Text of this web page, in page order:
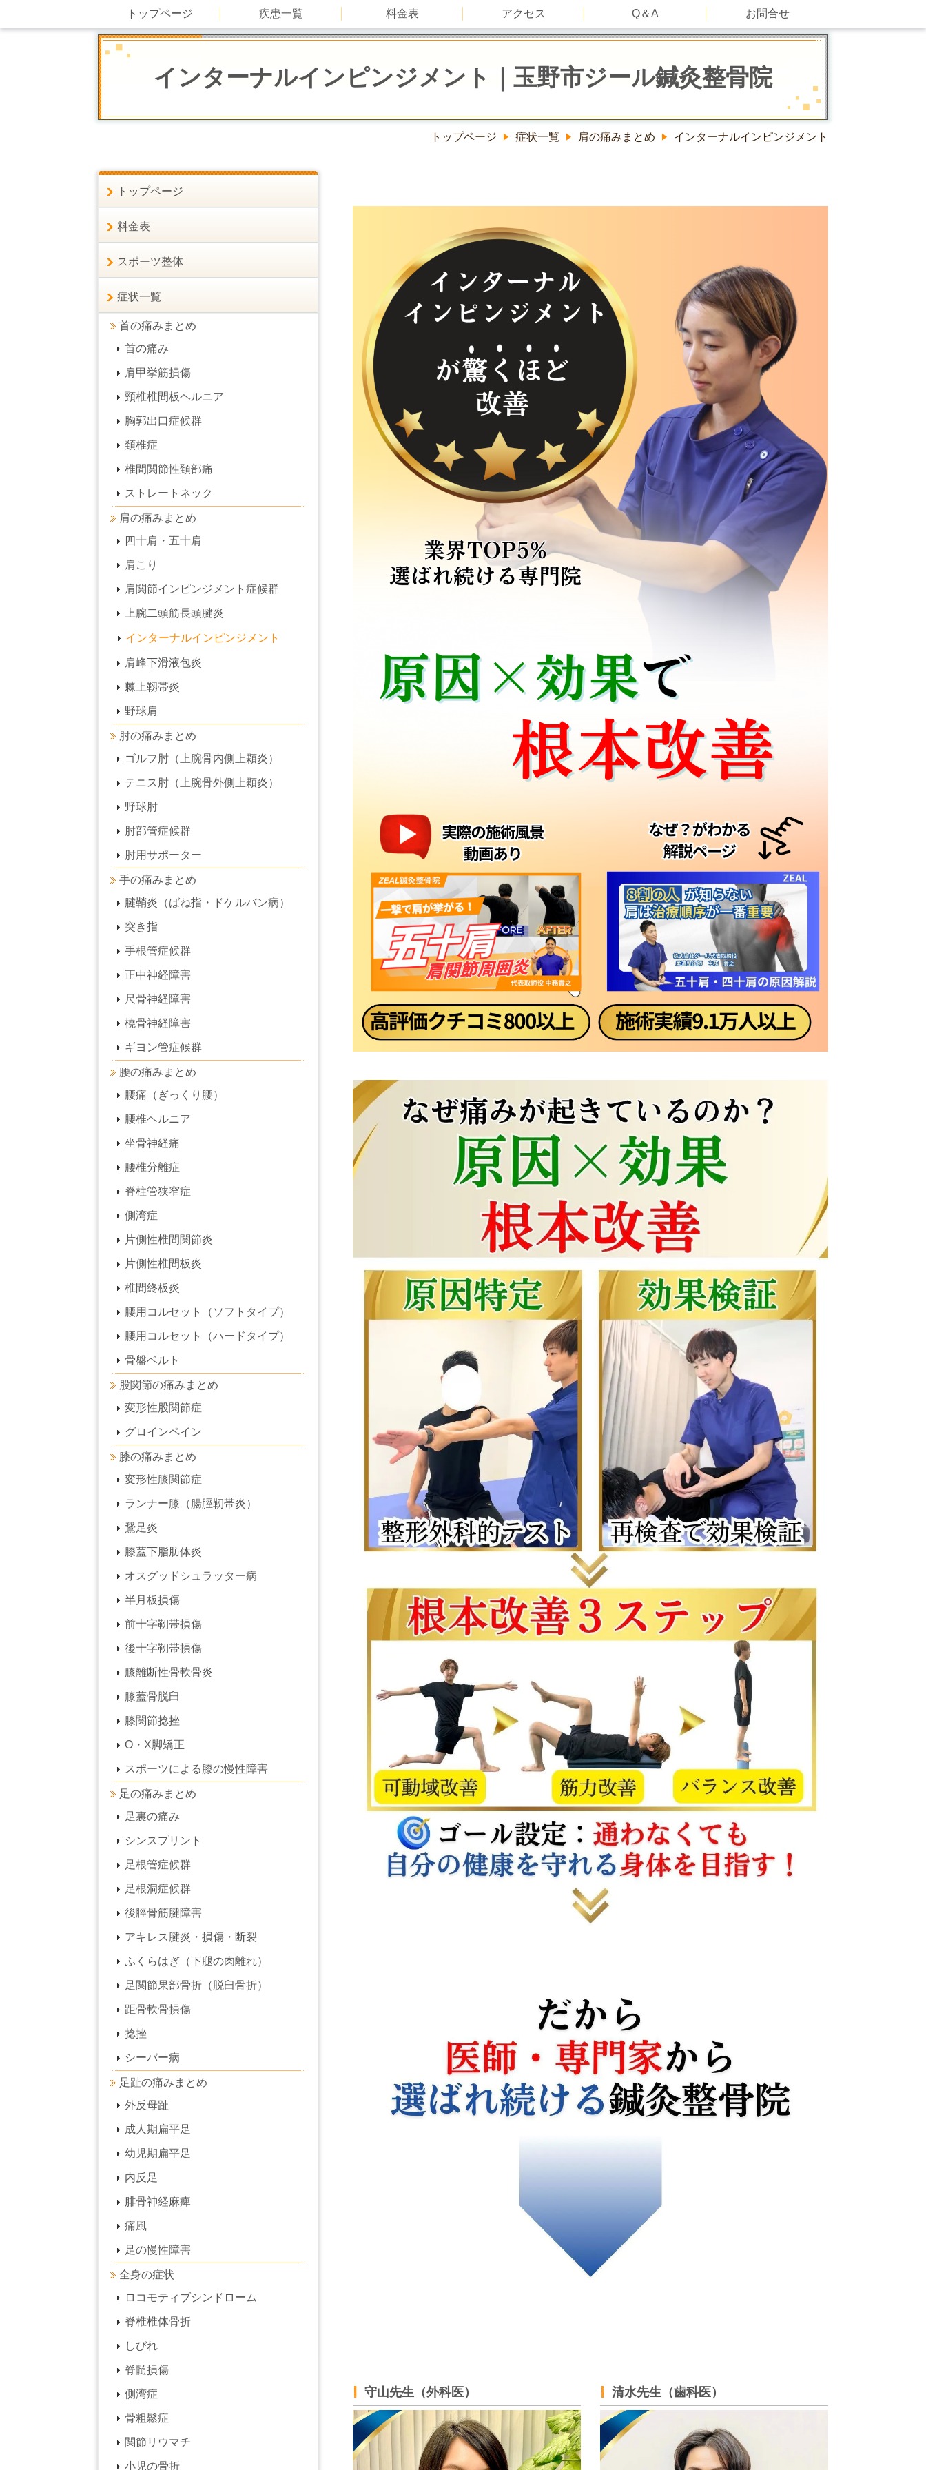
トップページ 疾患一覧 料金表 アクセス Q＆A お問合せ
インターナルインピンジメント｜玉野市ジール鍼灸整骨院
トップページ 症状一覧 肩の痛みまとめ インターナルインピンジメント
守山先生（外科医） 清水先生（歯科医）
トップページ
料金表
スポーツ整体
症状一覧
首の痛みまとめ
首の痛み
肩甲挙筋損傷
頸椎椎間板ヘルニア
胸郭出口症候群
頚椎症
椎間関節性頚部痛
ストレートネック
肩の痛みまとめ
四十肩・五十肩
肩こり
肩関節インピンジメント症候群
上腕二頭筋長頭腱炎
インターナルインピンジメント
肩峰下滑液包炎
棘上靱帯炎
野球肩
肘の痛みまとめ
ゴルフ肘（上腕骨内側上顆炎）
テニス肘（上腕骨外側上顆炎）
野球肘
肘部管症候群
肘用サポーター
手の痛みまとめ
腱鞘炎（ばね指・ドケルバン病）
突き指
手根管症候群
正中神経障害
尺骨神経障害
橈骨神経障害
ギヨン管症候群
腰の痛みまとめ
腰痛（ぎっくり腰）
腰椎ヘルニア
坐骨神経痛
腰椎分離症
脊柱管狭窄症
側湾症
片側性椎間関節炎
片側性椎間板炎
椎間終板炎
腰用コルセット（ソフトタイプ）
腰用コルセット（ハードタイプ）
骨盤ベルト
股関節の痛みまとめ
変形性股関節症
グロインペイン
膝の痛みまとめ
変形性膝関節症
ランナー膝（腸脛靭帯炎）
鵞足炎
膝蓋下脂肪体炎
オスグッドシュラッター病
半月板損傷
前十字靭帯損傷
後十字靭帯損傷
膝離断性骨軟骨炎
膝蓋骨脱臼
膝関節捻挫
O・X脚矯正
スポーツによる膝の慢性障害
足の痛みまとめ
足裏の痛み
シンスプリント
足根管症候群
足根洞症候群
後脛骨筋腱障害
アキレス腱炎・損傷・断裂
ふくらはぎ（下腿の肉離れ）
足関節果部骨折（脱臼骨折）
距骨軟骨損傷
捻挫
シーバー病
足趾の痛みまとめ
外反母趾
成人期扁平足
幼児期扁平足
内反足
腓骨神経麻痺
痛風
足の慢性障害
全身の症状
ロコモティブシンドローム
脊椎椎体骨折
しびれ
脊髄損傷
側湾症
骨粗鬆症
関節リウマチ
小児の骨折